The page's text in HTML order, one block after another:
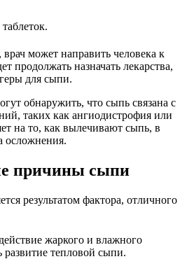
может направить человека к
продолжать назначать лекарства,
для сыпи.
обнаружить, что сыпь связана с
таких как ангиодистрофия или
на то, как вылечивают сыпь, в
осложнения.
причины сыпи
результатом фактора, отличного
жаркого и влажного
тепловой сыпи.